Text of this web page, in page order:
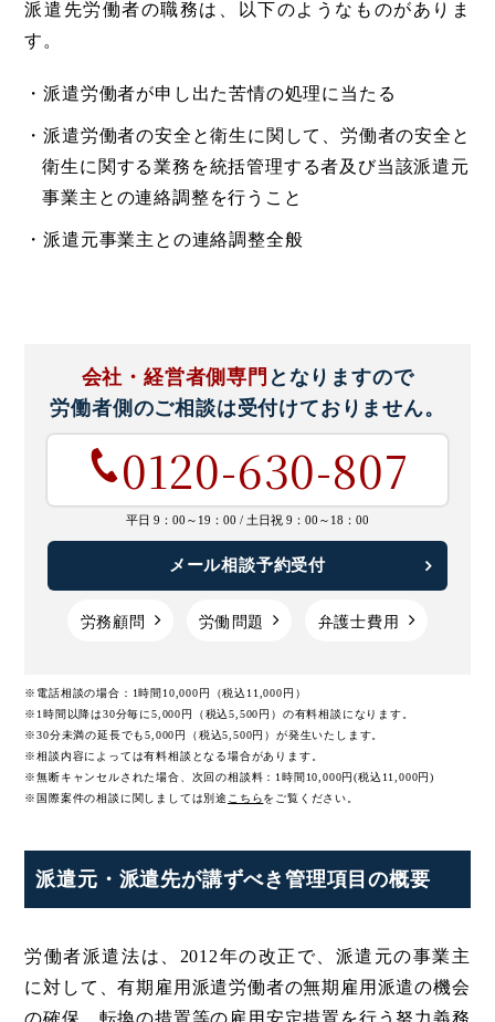
派遣先労働者の職務は、以下のようなものがありま
す。
・派遣労働者が申し出た苦情の処理に当たる
・派遣労働者の安全と衛生に関して、労働者の安全と
衛生に関する業務を統括管理する者及び当該派遣元
事業主との連絡調整を行うこと
・派遣元事業主との連絡調整全般
会社・経営者側専門 となりますので
労働者側のご相談は受付けておりません。
0120-630-807
平日 9：00～19：00 / 土日祝 9：00～18：00
メール相談予約受付
労務顧問 労働問題 弁護士費用
※電話相談の場合：1時間10,000円（税込11,000円）
※1時間以降は30分毎に5,000円（税込5,500円）の有料相談になります。
※30分未満の延長でも5,000円（税込5,500円）が発生いたします。
※相談内容によっては有料相談となる場合があります。
※無断キャンセルされた場合、次回の相談料：1時間10,000円(税込11,000円)
※国際案件の相談に関しましては別途 こちらをご覧ください。
派遣元・派遣先が講ずべき管理項目の概要
労働者派遣法は、2012年の改正で、派遣元の事業主
に対して、有期雇用派遣労働者の無期雇用派遣の機会